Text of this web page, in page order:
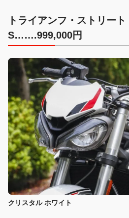
トライアンフ・ストリー
S…….999,000円
クリスタル ホワイト